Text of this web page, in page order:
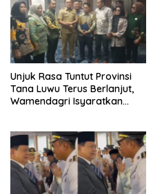
Unjuk Rasa Tuntut Provinsi
Tana Luwu Terus Berlanjut,
Wamendagri Isyaratkan